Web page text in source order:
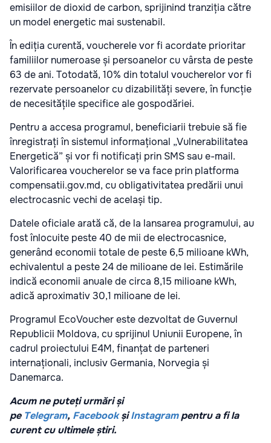
emisiilor de dioxid de carbon, sprijinind tranziția către
un model energetic mai sustenabil.
În ediția curentă, voucherele vor fi acordate prioritar
familiilor numeroase și persoanelor cu vârsta de peste
63 de ani. Totodată, 10% din totalul voucherelor vor fi
rezervate persoanelor cu dizabilități severe, în funcție
de necesitățile specifice ale gospodăriei.
Pentru a accesa programul, beneficiarii trebuie să fie
înregistrați în sistemul informațional „Vulnerabilitatea
Energetică” și vor fi notificați prin SMS sau e-mail.
Valorificarea voucherelor se va face prin platforma
compensatii.gov.md, cu obligativitatea predării unui
electrocasnic vechi de același tip.
Datele oficiale arată că, de la lansarea programului, au
fost înlocuite peste 40 de mii de electrocasnice,
generând economii totale de peste 6,5 milioane kWh,
echivalentul a peste 24 de milioane de lei. Estimările
indică economii anuale de circa 8,15 milioane kWh,
adică aproximativ 30,1 milioane de lei.
Programul EcoVoucher este dezvoltat de Guvernul
Republicii Moldova, cu sprijinul Uniunii Europene, în
cadrul proiectului E4M, finanțat de parteneri
internaționali, inclusiv Germania, Norvegia și
Danemarca.
Acum ne puteți urmări și
pe Telegram, Facebook șiInstagrampentru a fi la
curent cu ultimele știri.